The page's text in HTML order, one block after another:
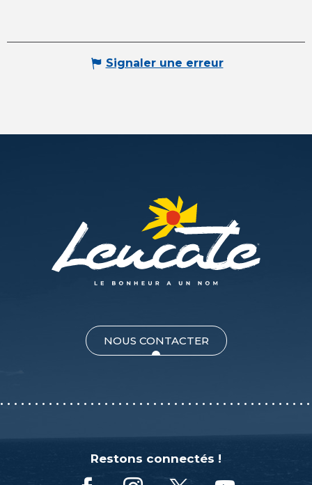
Signaler une erreur
NOUS CONTACTER
Restons connectés !